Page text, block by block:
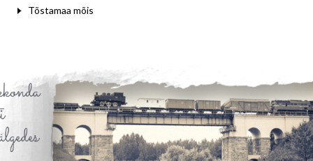
Tõstamaa mõis